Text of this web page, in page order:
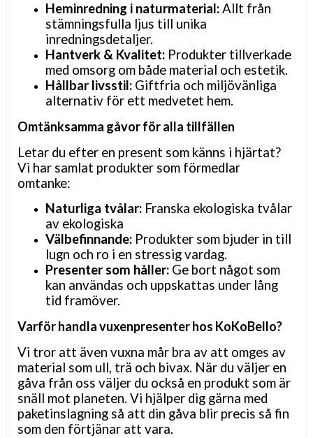
Heminredning i naturmaterial:Allt från
stämningsfulla ljus till unika
inredningsdetaljer.
Hantverk & Kvalitet: Produkter tillverkade
med omsorg om både material och estetik.
Hållbar livsstil: Giftfria och miljövänliga
alternativ för ett medvetet hem.
Omtänksamma gåvor för alla tillfällen
Letar du efter en present som känns i hjärtat?
Vi har samlat produkter som förmedlar
omtanke:
Naturliga tvålar: Franska ekologiska tvålar
av ekologiska
Välbefinnande: Produkter som bjuder in till
lugn och ro i en stressig vardag.
Presenter som håller: Ge bort något som
kan användas och uppskattas under lång
tid framöver.
Varför handla vuxenpresenter hos KoKoBello?
Vi tror att även vuxna mår bra av att omges av
material som ull, trä och bivax. När du väljer en
gåva från oss väljer du också en produkt som är
snäll mot planeten. Vi hjälper dig gärna med
paketinslagning så att din gåva blir precis så fin
som den förtjänar att vara.